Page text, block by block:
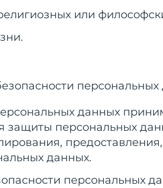
или
данных
защиты персональных
данных.
персональных